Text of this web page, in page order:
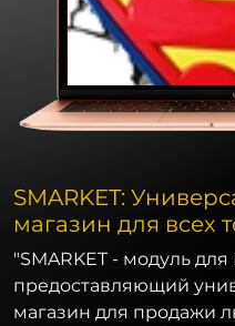
SMARKET:
магазин для всех
"SMARKET - модуль
предоставляющий
магазин для продажи